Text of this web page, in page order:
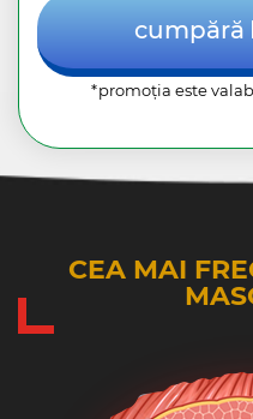
cumpără
*promoția este
CEA MAI